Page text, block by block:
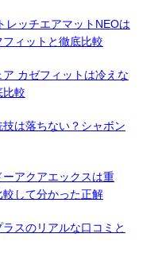
レッチエアマットNEOは
ィットと徹底比較
ア カゼフィットは冷えな
比較
技は落ちない？シャボン
ーアクアエックスは重
して分かった正解
スのリアルな口コミと